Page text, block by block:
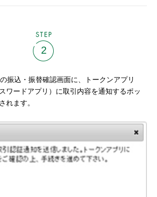
2
振込・振替確認画面に、トークンアプリ
ワードアプリ）に取引内容を通知するポッ
れます。